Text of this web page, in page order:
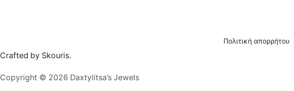
Πολιτική απορρήτου
Crafted by Skouris.
Copyright © 2026 Daxtylitsa’s Jewels